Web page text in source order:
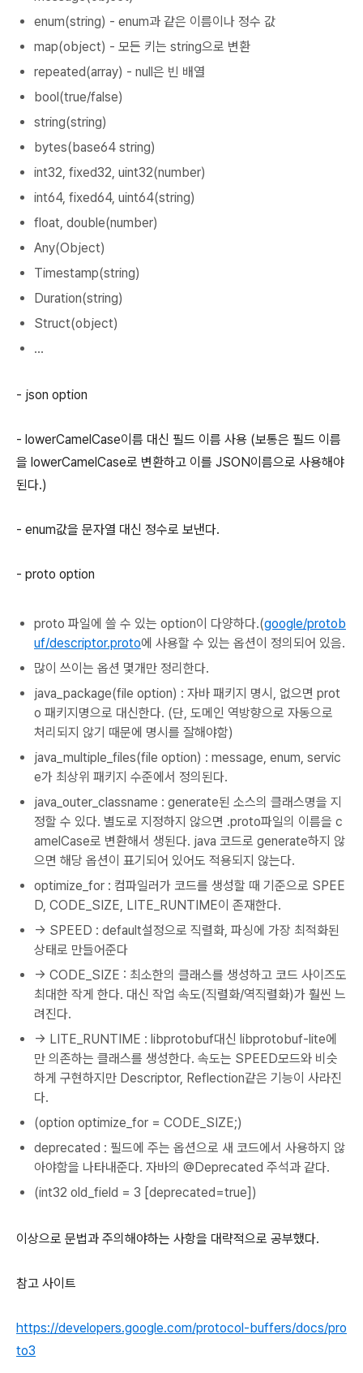
enum(string) - enum과 같은 이름이나 정수 값
map(object) - 모든 키는 string으로 변환
repeated(array) - null은 빈 배열
bool(true/false)
string(string)
bytes(base64 string)
int32, fixed32, uint32(number)
int64, fixed64, uint64(string)
float, double(number)
Any(Object)
Timestamp(string)
Duration(string)
Struct(object)
...
- json option
- lowerCamelCase이름 대신 필드 이름 사용 (보통은 필드 이름
을 lowerCamelCase로 변환하고 이를 JSON이름으로 사용해야
된다.)
- enum값을 문자열 대신 정수로 보낸다.
- proto option
proto 파일에 쓸 수 있는 option이 다양하다.(google/protob
uf/descriptor.proto에 사용할 수 있는 옵션이 정의되어 있음.
많이 쓰이는 옵션 몇개만 정리한다.
java_package(file option) : 자바 패키지 명시, 없으면 prot
o 패키지명으로 대신한다. (단, 도메인 역방향으로 자동으로
처리되지 않기 때문에 명시를 잘해야함)
java_multiple_files(file option) : message, enum, servic
e가 최상위 패키지 수준에서 정의된다.
java_outer_classname : generate된 소스의 클래스명을 지
정할 수 있다. 별도로 지정하지 않으면 .proto파일의 이름을 c
amelCase로 변환해서 생된다. java 코드로 generate하지 않
으면 해당 옵션이 표기되어 있어도 적용되지 않는다.
optimize_for : 컴파일러가 코드를 생성할 때 기준으로 SPEE
D, CODE_SIZE, LITE_RUNTIME이 존재한다.
-> SPEED : default설정으로 직렬화, 파싱에 가장 최적화된
상태로 만들어준다
-> CODE_SIZE : 최소한의 클래스를 생성하고 코드 사이즈도
최대한 작게 한다. 대신 작업 속도(직렬화/역직렬화)가 훨씬 느
려진다.
-> LITE_RUNTIME : libprotobuf대신 libprotobuf-lite에
만 의존하는 클래스를 생성한다. 속도는 SPEED모드와 비슷
하게 구현하지만 Descriptor, Reflection같은 기능이 사라진
다.
(option optimize_for = CODE_SIZE;)
deprecated : 필드에 주는 옵션으로 새 코드에서 사용하지 않
아야함을 나타내준다. 자바의 @Deprecated 주석과 같다.
(int32 old_field = 3 [deprecated=true])
이상으로 문법과 주의해야하는 사항을 대략적으로 공부했다.
참고 사이트
https://developers.google.com/protocol-buffers/docs/pro
to3